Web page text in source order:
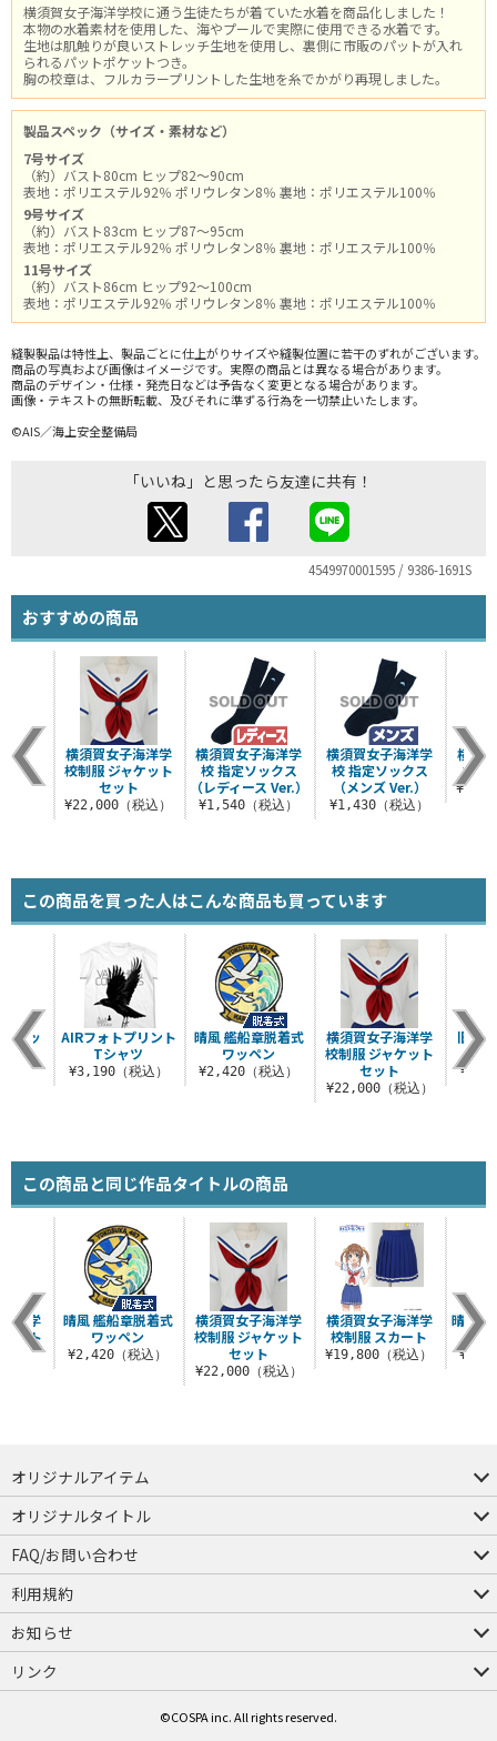
横須賀女子海洋学校に通う生徒たちが着ていた水着を商品化しました！
本物の水着素材を使用した、海やプールで実際に使用できる水着です。
生地は肌触りが良いストレッチ生地を使用し、裏側に市販のパットが入れ
られるパットポケットつき。
胸の校章は、フルカラープリントした生地を糸でかがり再現しました。
製品スペック（サイズ・素材など）
7号サイズ
（約）バスト80cm ヒップ82～90cm
表地：ポリエステル92％ ポリウレタン8％ 裏地：ポリエステル100％
9号サイズ
（約）バスト83cm ヒップ87～95cm
表地：ポリエステル92％ ポリウレタン8％ 裏地：ポリエステル100％
11号サイズ
（約）バスト86cm ヒップ92～100cm
表地：ポリエステル92％ ポリウレタン8％ 裏地：ポリエステル100％
縫製製品は特性上、製品ごとに仕上がりサイズや縫製位置に若干のずれがございます。
商品の写真および画像はイメージです。実際の商品とは異なる場合があります。
商品のデザイン・仕様・発売日などは予告なく変更となる場合があります。
画像・テキストの無断転載、及びそれに準ずる行為を一切禁止いたします。
©AIS／海上安全整備局
「いいね」と思ったら友達に共有！
4549970001595 / 9386-1691S
おすすめの商品
横須賀女子海洋学
校 指定ソックス
（レディース Ver.）
¥1,540（税込）
横須賀女子海洋学
校 指定ソックス
（メンズ Ver.）
¥1,430（税込）
横須
校 指
横須賀女子海洋学
校制服 ジャケット
セット
¥22,000（税込）
この商品を買った人はこんな商品も買っています
晴風 艦船章脱着式
ワッペン
¥2,420（税込）
横須賀女子海洋学
校制服 ジャケット
セット
¥22,000（税込）
旧タ
ソッ
込）
AIRフォトプリント
Tシャツ
¥3,190（税込）
この商品と同じ作品タイトルの商品
横須賀女子海洋学
校制服 ジャケット
セット
¥22,000（税込）
横須賀女子海洋学
校制服 スカート
¥19,800（税込）
晴風II
洋学
ット
晴風 艦船章脱着式
ワッペン
¥2,420（税込）
オリジナルアイテム
つままれ
つかまれ
ピョコッテ
オリジナルタイトル
アイテムヤ
ミスカトニック大學購買部
FAQ/お問い合わせ
FAQ
お問い合わせ
利用規約
会員規約・ポイント規約
特定商取引法に関する表示
プライバシーポリシー
お知らせ
店舗情報
採用情報
発売日変更のお知らせ
販売代理店・取扱店募集
海外のご案内（English）
リンク
©COSPA inc. All rights reserved.